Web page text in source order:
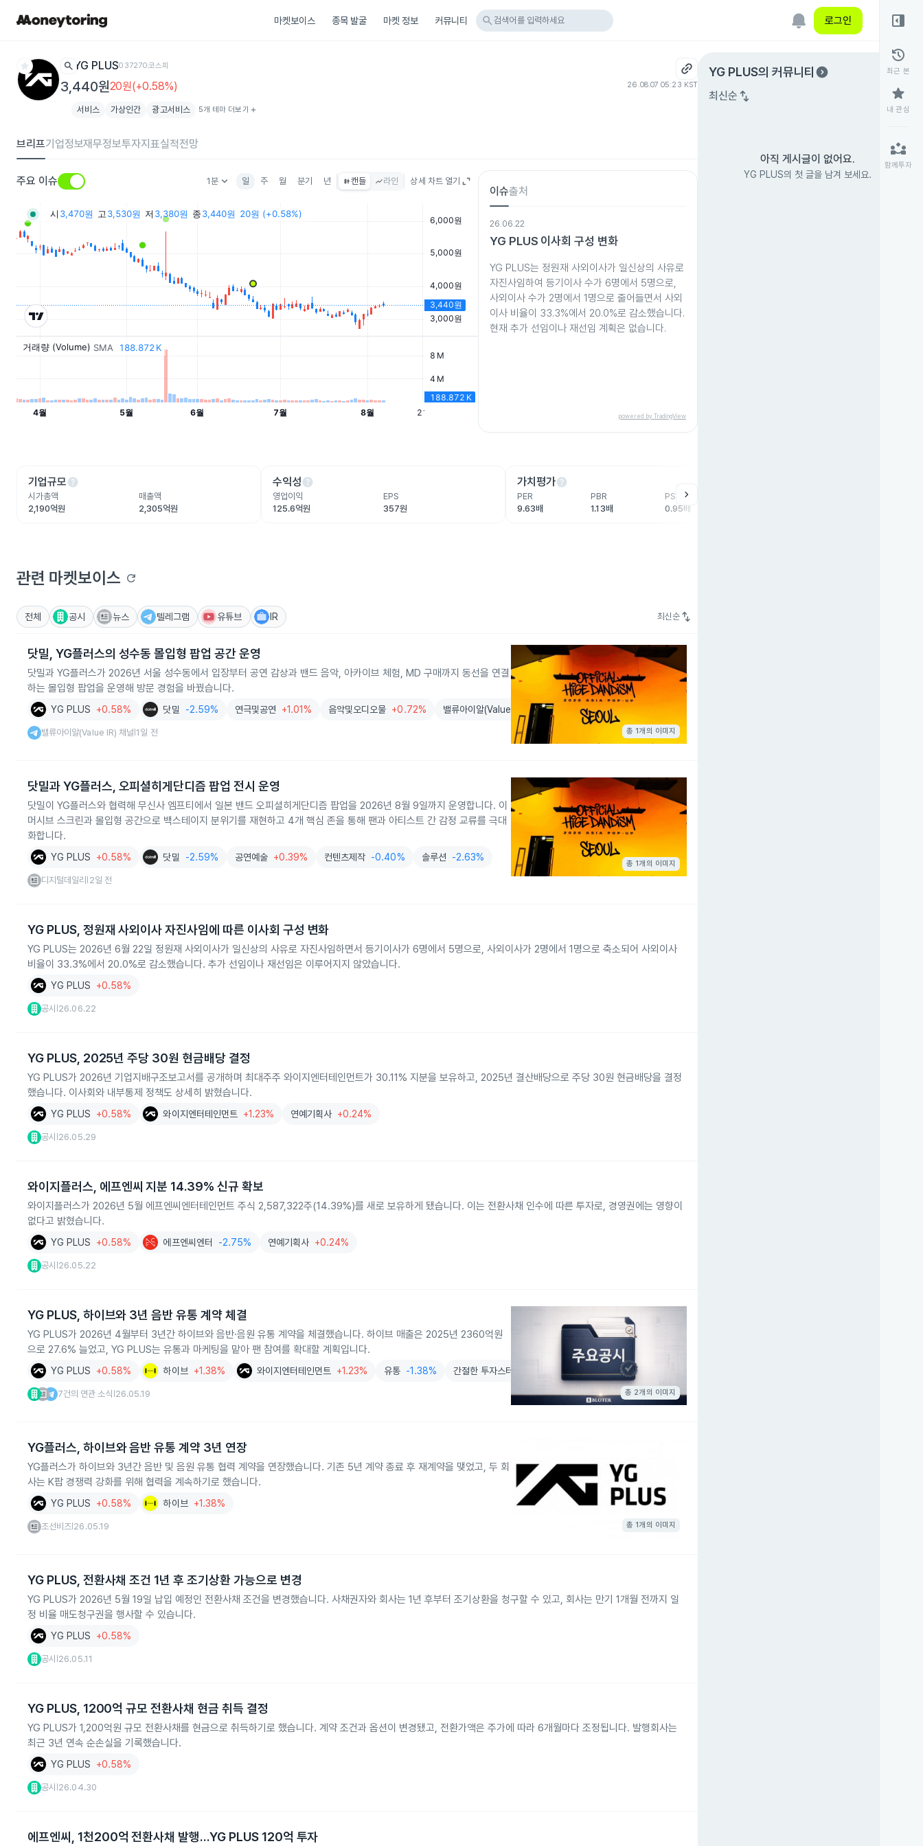
마켓보이스 종목 발굴 마켓 정보 커뮤니티 search 검색어를 입력하세요 로그인
star search YG PLUS037270코스피
3,440원20원(+0.58%) 26.08.07 05:23 KST
서비스 가상인간 광고서비스 5개 테마 더보기 add
브리프기업정보재무정보투자지표실적전망
주요 이슈 1분keyboard_arrow_down 일 주 월 분기 년 캔들 라인 상세 차트 열기
이슈출처
26.06.22
YG PLUS 이사회 구성 변화
YG PLUS는 정원재 사외이사가 일신상의 사유로
자진사임하여 등기이사 수가 6명에서 5명으로,
사외이사 수가 2명에서 1명으로 줄어들면서 사외
이사 비율이 33.3%에서 20.0%로 감소했습니다.
현재 추가 선임이나 재선임 계획은 없습니다.
powered by TradingView
기업규모help
시가총액
2,190억원
매출액
2,305억원
수익성help
영업이익
125.6억원
EPS
357원
가치평가help
PER
9.63배
PBR
1.13배
PSR
0.95배
chevron_right
관련 마켓보이스 refresh
전체 공시 뉴스 텔레그램 유튜브 IR 최신순 swap_vert
닷밀, YG플러스의 성수동 몰입형 팝업 공간 운영
닷밀과 YG플러스가 2026년 서울 성수동에서 입장부터 공연 감상과 밴드 음악, 아카이브 체험, MD 구매까지 동선을 연결
하는 몰입형 팝업을 운영해 방문 경험을 바꿨습니다.
YG PLUS +0.58% 닷밀 -2.59% 연극및공연 +1.01% 음악및오디오물 +0.72% 밸류아이알(Value IR) 채널
밸류아이알(Value IR) 채널 |1일 전 총 1개의 이미지
닷밀과 YG플러스, 오피셜히게단디즘 팝업 전시 운영
닷밀이 YG플러스와 협력해 무신사 엠프티에서 일본 밴드 오피셜히게단디즘 팝업을 2026년 8월 9일까지 운영합니다. 이
머시브 스크린과 몰입형 공간으로 백스테이지 분위기를 재현하고 4개 핵심 존을 통해 팬과 아티스트 간 감정 교류를 극대
화합니다.
YG PLUS +0.58% 닷밀 -2.59% 공연예술 +0.39% 컨텐츠제작 -0.40% 솔루션 -2.63%
디지털데일리 2일 전
총 1개의 이미지
YG PLUS, 정원재 사외이사 자진사임에 따른 이사회 구성 변화
YG PLUS는 2026년 6월 22일 정원재 사외이사가 일신상의 사유로 자진사임하면서 등기이사가 6명에서 5명으로, 사외이사가 2명에서 1명으로 축소되어 사외이사
비율이 33.3%에서 20.0%로 감소했습니다. 추가 선임이나 재선임은 이루어지지 않았습니다.
YG PLUS +0.58%
공시 26.06.22
YG PLUS, 2025년 주당 30원 현금배당 결정
YG PLUS가 2026년 기업지배구조보고서를 공개하며 최대주주 와이지엔터테인먼트가 30.11% 지분을 보유하고, 2025년 결산배당으로 주당 30원 현금배당을 결정
했습니다. 이사회와 내부통제 정책도 상세히 밝혔습니다.
YG PLUS +0.58% 와이지엔터테인먼트 +1.23% 연예기획사 +0.24%
공시 26.05.29
와이지플러스, 에프엔씨 지분 14.39% 신규 확보
와이지플러스가 2026년 5월 에프엔씨엔터테인먼트 주식 2,587,322주(14.39%)를 새로 보유하게 됐습니다. 이는 전환사채 인수에 따른 투자로, 경영권에는 영향이
없다고 밝혔습니다.
YG PLUS +0.58% 에프엔씨엔터 -2.75% 연예기획사 +0.24%
공시 26.05.22
YG PLUS, 하이브와 3년 음반 유통 계약 체결
YG PLUS가 2026년 4월부터 3년간 하이브와 음반·음원 유통 계약을 체결했습니다. 하이브 매출은 2025년 2360억원
으로 27.6% 늘었고, YG PLUS는 유통과 마케팅을 맡아 팬 참여를 확대할 계획입니다.
YG PLUS +0.58% 하이브 +1.38% 와이지엔터테인먼트 +1.23% 유통 -1.38% 간절한 투자스터디카페
7건의 연관 소식 26.05.19 총 2개의 이미지
YG플러스, 하이브와 음반 유통 계약 3년 연장
YG플러스가 하이브와 3년간 음반 및 음원 유통 협력 계약을 연장했습니다. 기존 5년 계약 종료 후 재계약을 맺었고, 두 회
사는 K팝 경쟁력 강화를 위해 협력을 계속하기로 했습니다.
YG PLUS +0.58% 하이브 +1.38%
조선비즈 26.05.19 총 1개의 이미지
YG PLUS, 전환사채 조건 1년 후 조기상환 가능으로 변경
YG PLUS가 2026년 5월 19일 납입 예정인 전환사채 조건을 변경했습니다. 사채권자와 회사는 1년 후부터 조기상환을 청구할 수 있고, 회사는 만기 1개월 전까지 일
정 비율 매도청구권을 행사할 수 있습니다.
YG PLUS +0.58%
공시 26.05.11
YG PLUS, 1200억 규모 전환사채 현금 취득 결정
YG PLUS가 1,200억원 규모 전환사채를 현금으로 취득하기로 했습니다. 계약 조건과 옵션이 변경됐고, 전환가액은 주가에 따라 6개월마다 조정됩니다. 발행회사는
최근 3년 연속 순손실을 기록했습니다.
YG PLUS +0.58%
공시 26.04.30
에프엔씨, 1천200억 전환사채 발행…YG PLUS 120억 투자
YG PLUS의 커뮤니티 expand_circle_right
최신순 swap_vert
아직 게시글이 없어요.
YG PLUS의 첫 글을 남겨 보세요.
right_panel_open
history
최근 본
star
내 관심
partner_exchange
함께투자